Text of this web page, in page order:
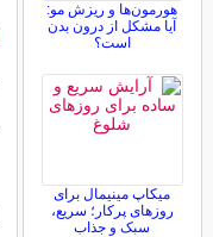
هورمون‌ها و ریزش مو:
آیا مشکل از درون بدن
است؟
میکاپ مینیمال برای
روزهای پرکار؛ سریع،
سبک و جذاب